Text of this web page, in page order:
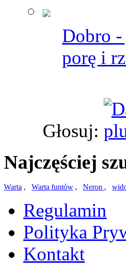
Dobro
porę i
Głosuj:
Najczęściej
Warta , Warta funtów , Neron ,
Regulamin
Polityka
Kontakt